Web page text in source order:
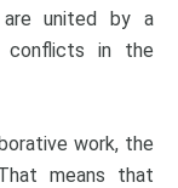
united by a
conflicts in the
work, the
means that